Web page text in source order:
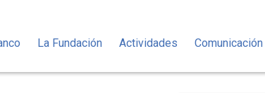
La Fundación Actividades Comunicación